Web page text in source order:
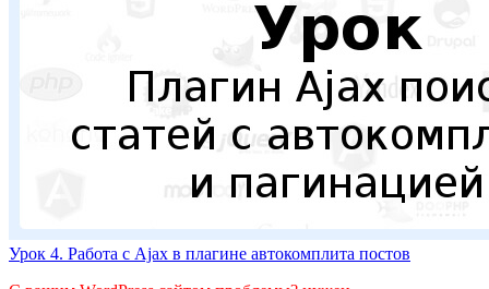
Урок 4. Работа с Ajax в плагине автокомплита постов